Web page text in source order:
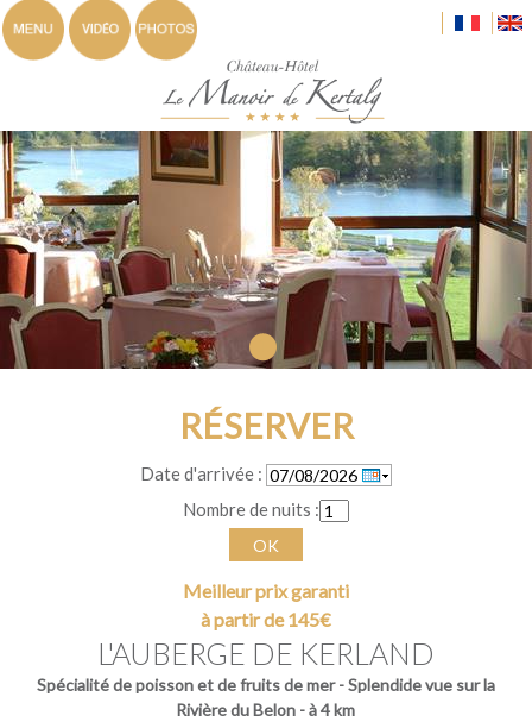
RÉSERVER
Date d'arrivée :
Nombre de nuits :
OK
Meilleur prix garanti
à partir de 145€
L'AUBERGE DE KERLAND
Spécialité de poisson et de fruits de mer - Splendide vue sur la
Rivière du Belon - à 4 km